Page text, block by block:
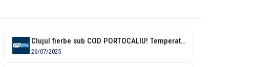
Clujul fierbe sub COD PORTOCALIU! Temperaturile ajung la 39 de grade și...
26/07/2025